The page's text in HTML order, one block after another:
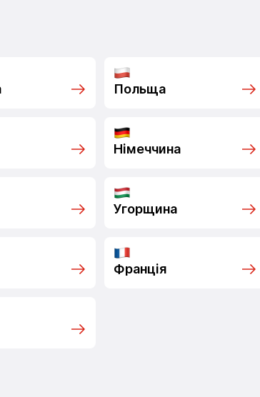
Польща
Німеччина
Угорщина
Франція